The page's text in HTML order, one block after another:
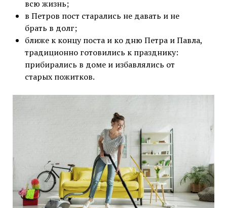
всю жизнь;
в Петров пост старались не давать и не
брать в долг;
ближе к концу поста и ко дню Петра и Павла,
традиционно готовились к празднику:
прибирались в доме и избавлялись от
старых пожитков.